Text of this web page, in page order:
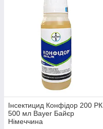
Інсектицид Конфідор 200 РК
500 мл Bayer Байєр
Німеччина